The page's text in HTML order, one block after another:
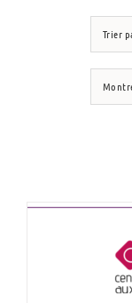
Trier